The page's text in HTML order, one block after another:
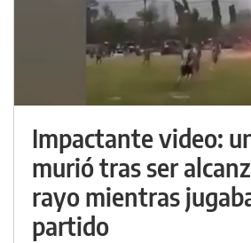
Impactante video:
murió tras ser
rayo mientras
partido